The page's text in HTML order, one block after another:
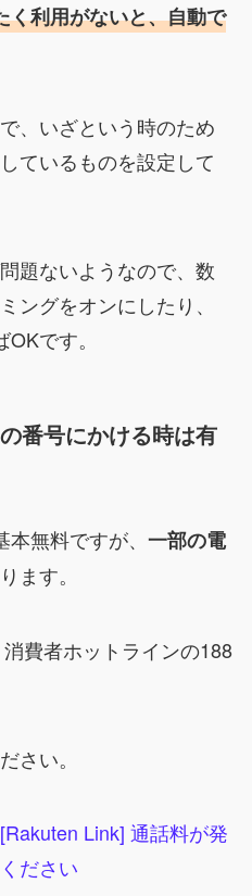
く利用がないと、自動で
、いざという時のため
ているものを設定して
題ないようなので、数
ングをオンにしたり、
です。
番号にかける時は有
無料ですが、 一部の電
ます。
費者ホットラインの188
さい。
[Rakuten Link] 通話料が発
ださい